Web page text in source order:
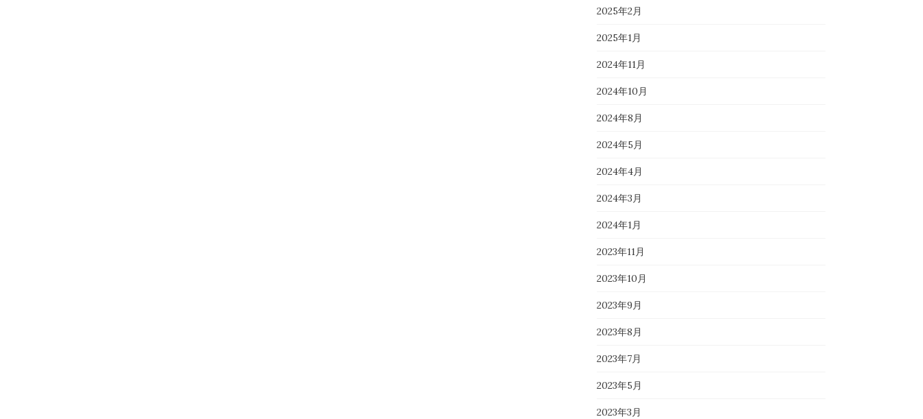
2025年2月
2025年1月
2024年11月
2024年10月
2024年8月
2024年5月
2024年4月
2024年3月
2024年1月
2023年11月
2023年10月
2023年9月
2023年8月
2023年7月
2023年5月
2023年3月